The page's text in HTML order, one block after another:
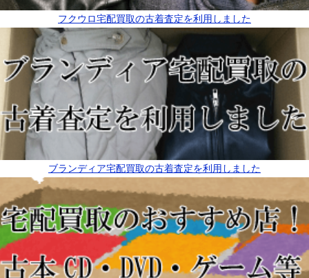
フクウロ宅配買取の古着査定を利用しました
ブランディア宅配買取の古着査定を利用しました